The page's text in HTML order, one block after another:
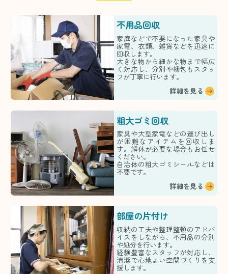
不用品回収
家庭などで不要になった家具や
家電、衣類、雑貨などを迅速に
回収します。
大きな物から細かな物まで幅広
く対応し、分別や梱包もスタッ
フが丁寧に行います。
詳細を見る
粗大ゴミ回収
家具や大型家電などの運び出し
が困難なアイテムを回収しま
す。解体が必要な場合もお任せ
ください。
自治体の粗大ゴミシールなどは
不要です。
詳細を見る
部屋の片付け
収納の工夫や整理整頓のアドバ
イスをしながら、不用品の分別
や処分を行います。
経験豊富なスタッフが対応し、
清潔で心地よい空間づくりを支
援します。